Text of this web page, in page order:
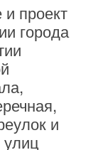
проект
города
и